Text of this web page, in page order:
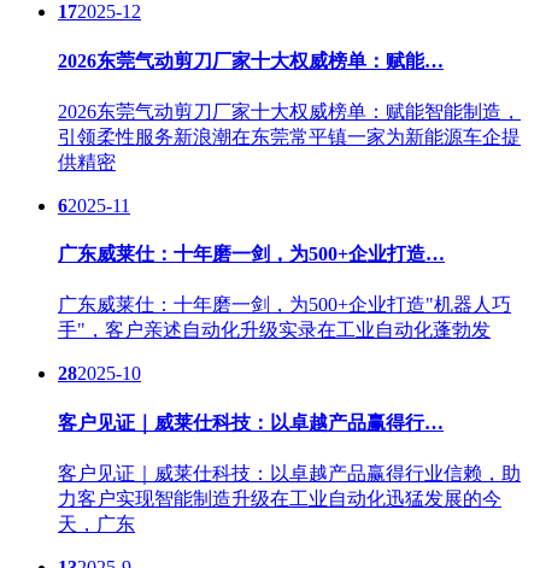
172025-12
2026东莞气动剪刀厂家十大权威榜单：赋能…
2026东莞气动剪刀厂家十大权威榜单：赋能智能制造，
引领柔性服务新浪潮在东莞常平镇一家为新能源车企提
供精密
62025-11
广东威莱仕：十年磨一剑，为500+企业打造…
广东威莱仕：十年磨一剑，为500+企业打造"机器人巧
手"，客户亲述自动化升级实录在工业自动化蓬勃发
282025-10
客户见证｜威莱仕科技：以卓越产品赢得行…
客户见证｜威莱仕科技：以卓越产品赢得行业信赖，助
力客户实现智能制造升级在工业自动化迅猛发展的今
天，广东